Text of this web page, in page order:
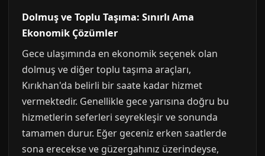
Dolmuş ve Toplu Taşıma: Sınırlı Ama
Ekonomik Çözümler
Gece ulaşımında en ekonomik seçenek olan
dolmuş ve diğer toplu taşıma araçları,
Kırıkhan'da belirli bir saate kadar hizmet
vermektedir. Genellikle gece yarısına doğru bu
hizmetlerin seferleri seyrekleşir ve sonunda
tamamen durur. Eğer geceniz erken saatlerde
sona erecekse ve güzergahınız üzerindeyse,